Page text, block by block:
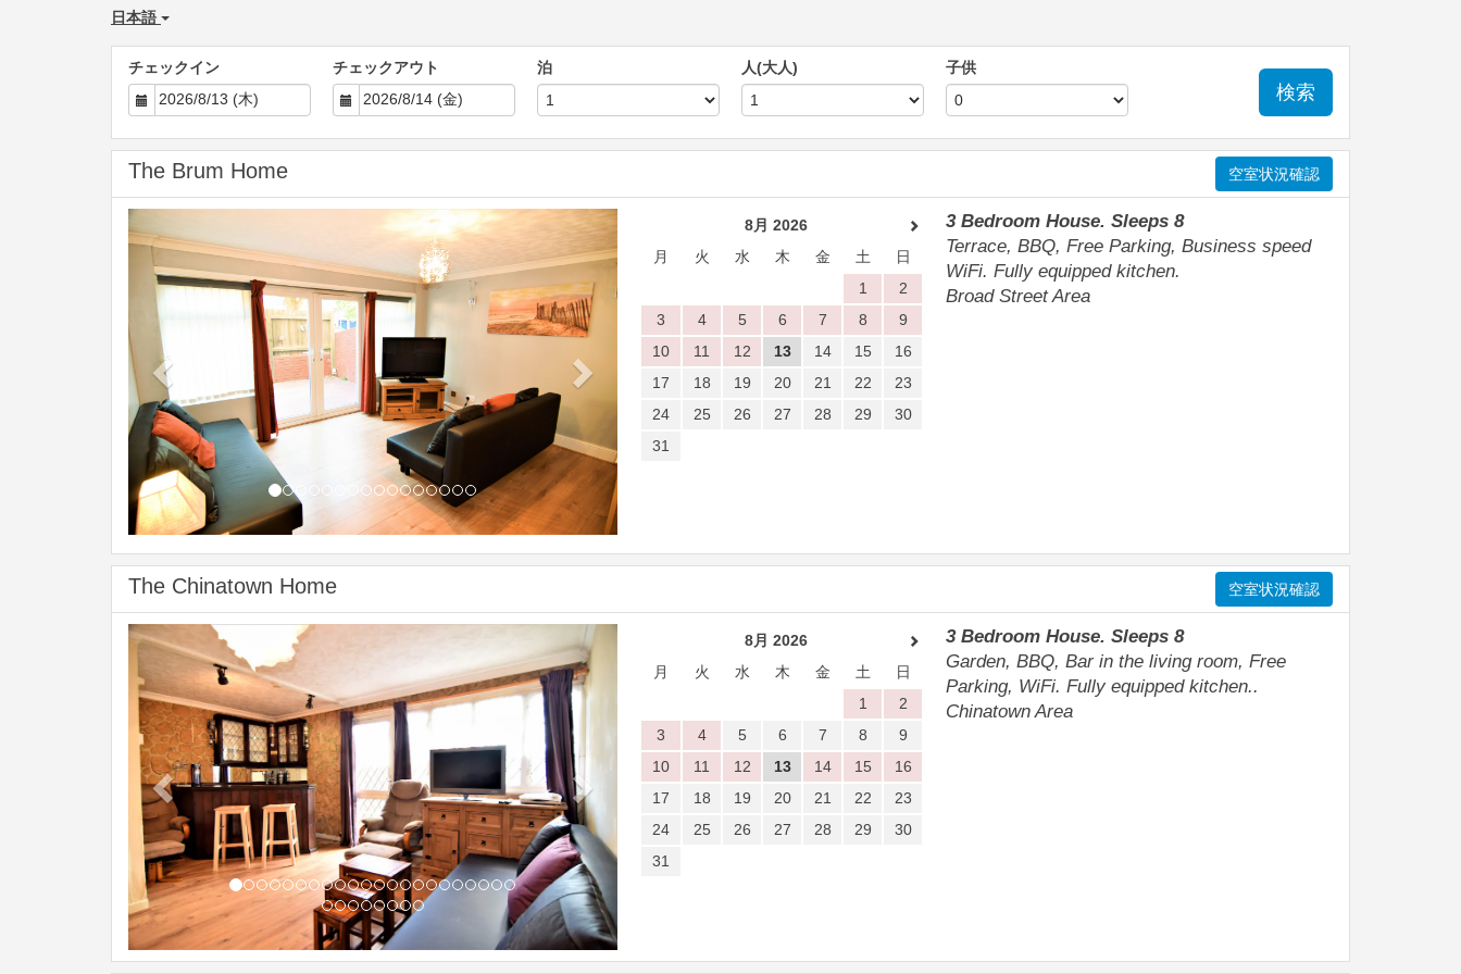
日本語
チェックイン チェックアウト 泊 人(大人) 子供
検索
The Brum Home 空室状況確認
Next
8月 2026
月
火 水 木 金 土
日
1
2
3
4 5 6 7 8
9
10
11 12 13 14 15
16
17
18 19 20 21 22
23
24
25 26 27 28 29
30
31
3 Bedroom House. Sleeps 8
Terrace, BBQ, Free Parking, Business speed
WiFi. Fully equipped kitchen.
Broad Street Area
The Chinatown Home 空室状況確認
Previous Next
8月 2026
月
火 水 木 金 土
日
1
2
3
4 5 6 7 8
9
10
11 12 13 14 15
16
17
18 19 20 21 22
23
24
25 26 27 28 29
30
31
3 Bedroom House. Sleeps 8
Garden, BBQ, Bar in the living room, Free
Parking, WiFi. Fully equipped kitchen..
Chinatown Area